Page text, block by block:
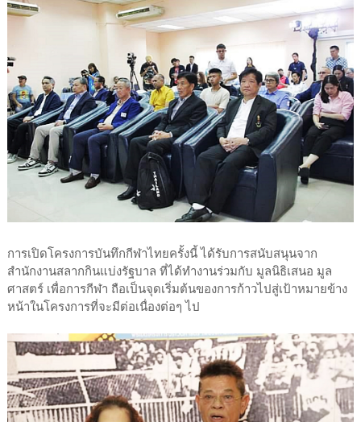
การเปิดโครงการบันทึกกีฬาไทยครั้งนี้ ได้รับการสนับสนุนจาก
สำนักงานสลากกินแบ่งรัฐบาล ที่ได้ทำงานร่วมกับ มูลนิธิเสนอ มูล
ศาสตร์ เพื่อการกีฬา ถือเป็นจุดเริ่มต้นของการก้าวไปสู่เป้าหมายข้าง
หน้าในโครงการที่จะมีต่อเนื่องต่อๆ ไป